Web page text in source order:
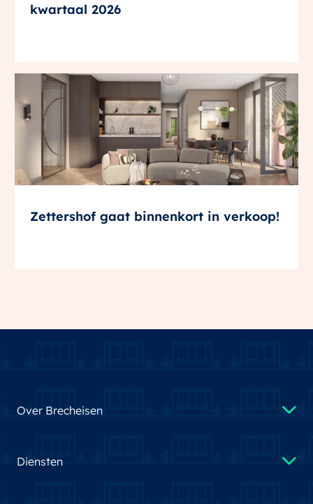
kwartaal 2026
Zettershof gaat binnenkort in verkoop!
Over Brecheisen
Diensten